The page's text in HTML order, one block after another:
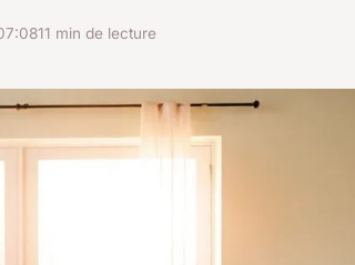
11 min de lecture